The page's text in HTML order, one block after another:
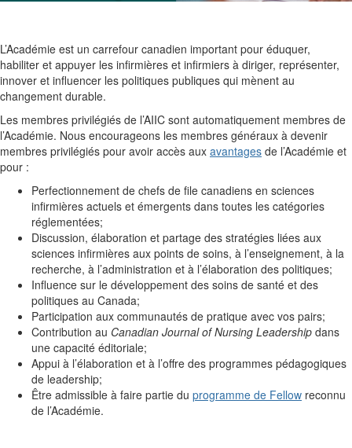
L’Académie est un carrefour canadien important pour éduquer,
habiliter et appuyer les infirmières et infirmiers à diriger, représenter,
innover et influencer les politiques publiques qui mènent au
changement durable.
Les membres privilégiés de l’AIIC sont automatiquement membres de
l’Académie. Nous encourageons les membres généraux à devenir
membres privilégiés pour avoir accès aux avantages de l’Académie et
pour :
Perfectionnement de chefs de file canadiens en sciences
infirmières actuels et émergents dans toutes les catégories
réglementées;
Discussion, élaboration et partage des stratégies liées aux
sciences infirmières aux points de soins, à l’enseignement, à la
recherche, à l’administration et à l’élaboration des politiques;
Influence sur le développement des soins de santé et des
politiques au Canada;
Participation aux communautés de pratique avec vos pairs;
Contribution au Canadian Journal of Nursing Leadership dans
une capacité éditoriale;
Appui à l’élaboration et à l’offre des programmes pédagogiques
de leadership;
Être admissible à faire partie du programme de Fellow reconnu
de l’Académie.